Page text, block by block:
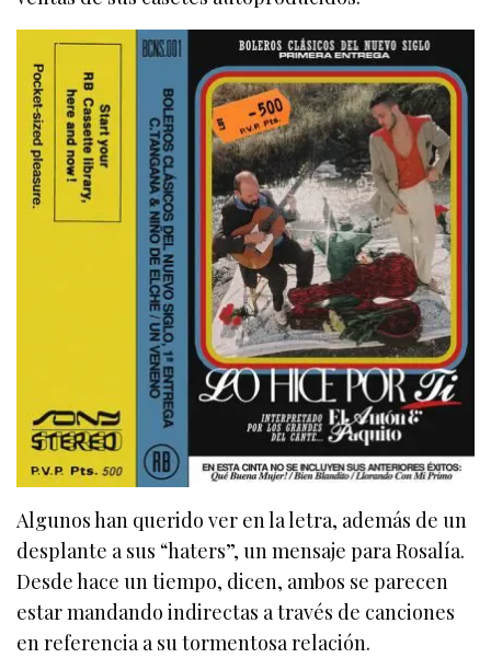
Algunos han querido ver en la letra, además de un
desplante a sus “haters”, un mensaje para Rosalía.
Desde hace un tiempo, dicen, ambos se parecen
estar mandando indirectas a través de canciones
en referencia a su tormentosa relación.